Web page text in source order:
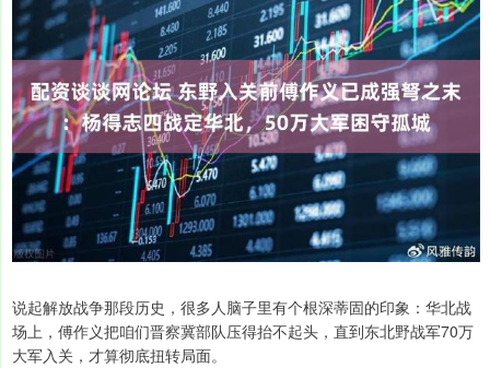
说起解放战争那段历史，很多人脑子里有个根深蒂固的印象：华北战
场上，傅作义把咱们晋察冀部队压得抬不起头，直到东北野战军70万
大军入关，才算彻底扭转局面。